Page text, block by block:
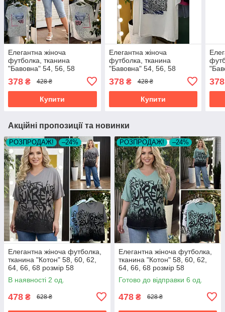
Елегантна жіноча
футболка, тканина
"Бавовна" 54, 56, 58
378 ₴ 428 ₴
Купити
Елегантна жіноча
футболка, тканина
"Бавовна" 54, 56, 58
378₴ 428 ₴
Купити
378
Акційні пропозиції та новинки
РОЗПРОДАЖ! –24%
Елегантна жіноча футболка,
тканина "Котон" 58, 60, 62,
64, 66, 68 розмір 58
В наявності 2 од.
478 ₴ 628 ₴
РОЗПРОДАЖ! –24%
Елегантна жіноча футболка,
тканина "Котон" 58, 60, 62,
64, 66, 68 розмір 58
Готово до відправки 6 од.
478 ₴ 628 ₴